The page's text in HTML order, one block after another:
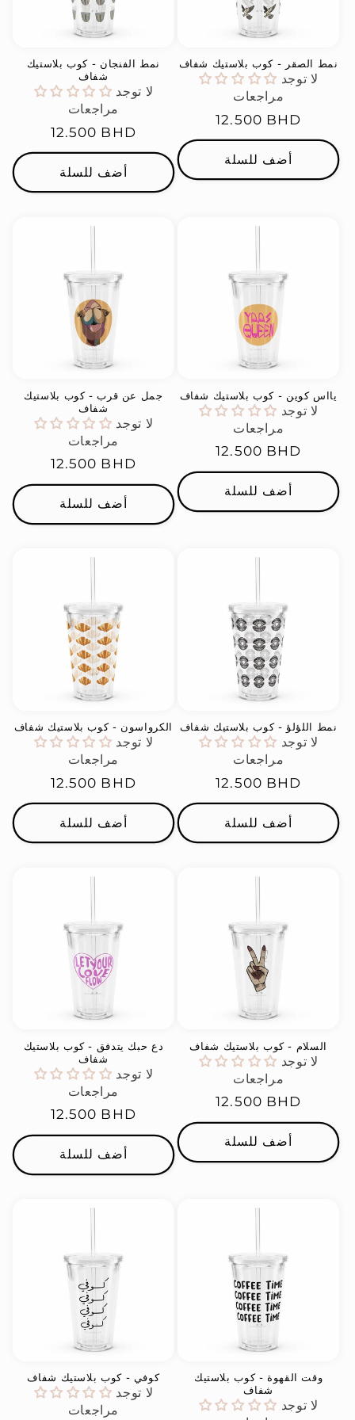
نمط الفنجان - كوب بلاستيك
شفاف
لا توجد
مراجعات
السعر
العادي
12.500 BHD
أضف للسلة
نمط الصقر - كوب بلاستيك شفاف
لا توجد
مراجعات
السعر
العادي
12.500 BHD
أضف للسلة
جمل عن قرب - كوب بلاستيك
شفاف
لا توجد
مراجعات
السعر
العادي
12.500 BHD
أضف للسلة
يااس كوين - كوب بلاستيك شفاف
لا توجد
مراجعات
السعر
العادي
12.500 BHD
أضف للسلة
الكرواسون - كوب بلاستيك شفاف
لا توجد
مراجعات
السعر
العادي
12.500 BHD
أضف للسلة
نمط اللؤلؤ - كوب بلاستيك شفاف
لا توجد
مراجعات
السعر
العادي
12.500 BHD
أضف للسلة
دع حبك يتدفق - كوب بلاستيك
شفاف
لا توجد
مراجعات
السعر
العادي
12.500 BHD
أضف للسلة
السلام - كوب بلاستيك شفاف
لا توجد
مراجعات
السعر
العادي
12.500 BHD
أضف للسلة
كوفي - كوب بلاستيك شفاف
لا توجد
مراجعات
وقت القهوة - كوب بلاستيك
شفاف
لا توجد